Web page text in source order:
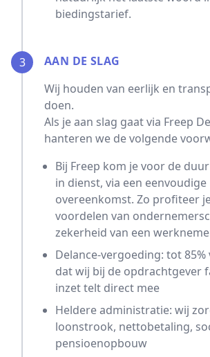
biedingstarief.
3
AAN DE SLAG
Wij houden van eerlijk en
doen.
Als je aan slag gaat via Freep
hanteren we de volgende
Bij Freep kom je voor de
in dienst, via een eenvoudige
overeenkomst. Zo profiteer
voordelen van
zekerheid van een
Delance-vergoeding: tot
dat wij bij de opdrachtgever
inzet telt direct mee
Heldere administratie: wij
loonstrook, nettobetaling,
pensioenopbouw